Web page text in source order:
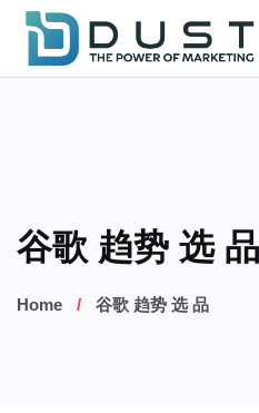
谷歌 趋势 选
Home 谷歌 趋势 选 品